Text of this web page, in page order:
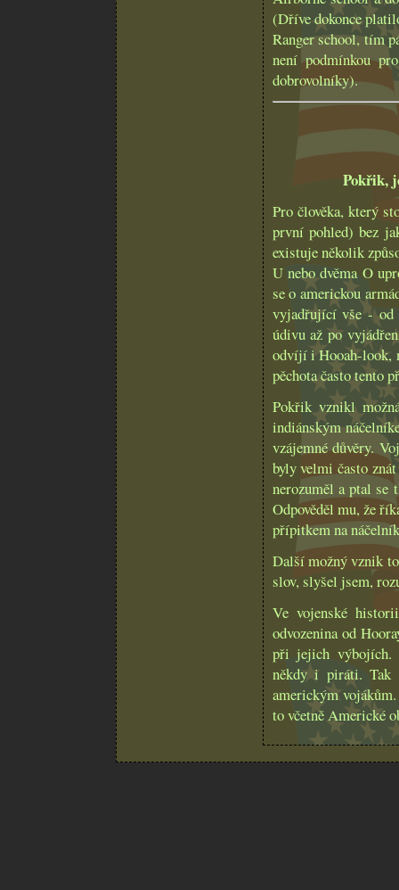
(Dříve dokonce
Ranger school, tím
není podmínkou
dobrovolníky).
Pokřik,
Pro člověka, který
první pohled) bez
existuje několik
U nebo dvěma O
se o americkou
vyjadřující vše - od
údivu až po
odvíjí i Hooah-look,
pěchota často tento
Pokřik vznikl
indiánským
vzájemné důvěry.
byly velmi často
nerozuměl a ptal se
Odpověděl mu, že
přípitkem na
Další možný vznik
slov, slyšel jsem,
Ve vojenské
odvozenina od
při jejich výbojích.
někdy i piráti. Tak
americkým
to včetně Americké